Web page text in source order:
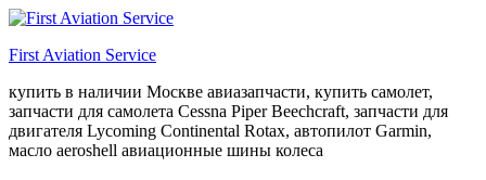
First Aviation Service
купить в наличии Москве авиазапчасти, купить самолет,
запчасти для самолета Cessna Piper Beechcraft, запчасти для
двигателя Lycoming Continental Rotax, автопилот Garmin,
масло aeroshell авиационные шины колеса